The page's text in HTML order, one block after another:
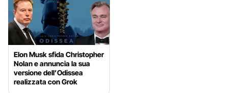
Elon Musk sfida Christopher
Nolan e annuncia la sua
versione dell’Odissea
realizzata con Grok